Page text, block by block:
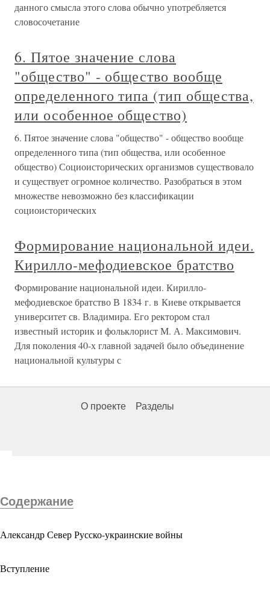
данного смысла этого слова обычно употребляется
словосочетание
6. Пятое значение слова
"общество" - общество вообще
определенного типа (тип общества,
или особенное общество)
6. Пятое значение слова "общество" - общество вообще
определенного типа (тип общества, или особенное
общество) Социоисторических организмов существовало
и существует огромное количество. Разобраться в этом
множестве невозможно без классификации
социоисторических
Формирование национальной идеи.
Кирилло-мефодиевское братство
Формирование национальной идеи. Кирилло-
мефодиевское братство В 1834 г. в Киеве открывается
университет св. Владимира. Его ректором стал
известный историк и фольклорист М. А. Максимович.
Для поколения 40-х главной задачей было объединение
национальной культуры с
О проекте Разделы
Содержание
Александр Север Русско-украинские войны
Вступление